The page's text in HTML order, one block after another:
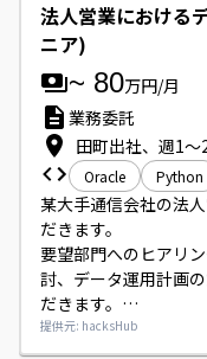
法人営業における
ニア)
~ 80万円/月
業務委託
田町出社、週1～
Oracle Python
某大手通信会社の法
だきます。
要望部門へのヒアリ
討、データ運用計画
だきます。
分析用アウトプット
改修、BIツール作成
提供元: hacksHub